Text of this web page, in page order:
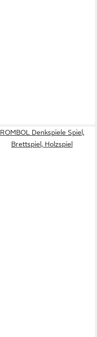
ROMBOL Denkspiele Spiel,
Brettspiel, Holzspiel